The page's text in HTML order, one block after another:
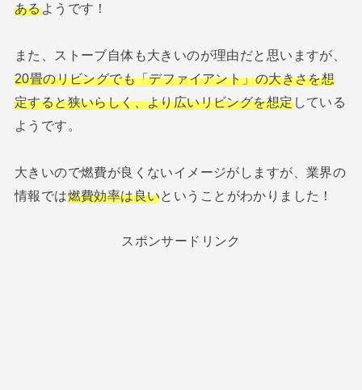
あるようです！
また、ストーブ自体も大きいのが理由だと思いますが、
20畳のリビングでも「デファイアント」の大きさを想
定すると狭いらしく、より広いリビングを想定している
ようです。
大きいので燃費が良くないイメージがしますが、業界の
情報では燃費効率は良いということがわかりました！
スポンサードリンク